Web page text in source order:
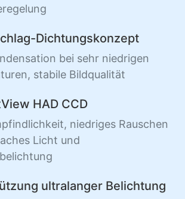
Dichtungskonzept
bei sehr niedrigen
stabile Bildqualität
HAD CCD
niedriges Rauschen
Licht und
ultralanger Belichtung